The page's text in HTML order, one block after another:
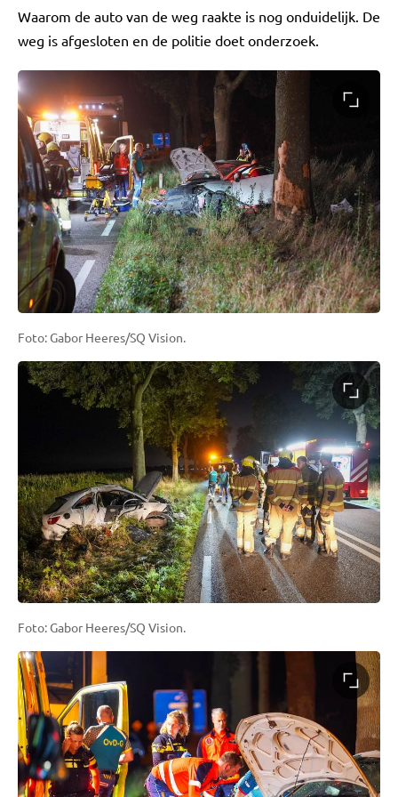
Waarom de auto van de weg raakte is nog onduidelijk. De
weg is afgesloten en de politie doet onderzoek.
Foto: Gabor Heeres/SQ Vision.
Foto: Gabor Heeres/SQ Vision.